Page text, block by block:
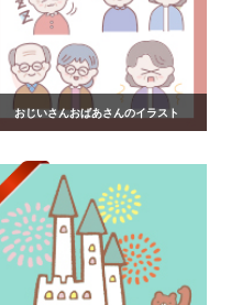
おじいさんおばあさんのイラスト